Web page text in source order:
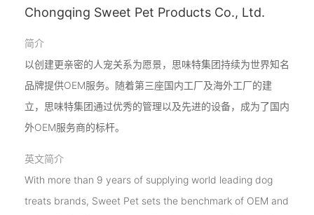
Chongqing Sweet Pet Products Co., Ltd.
简介
以创建更亲密的人宠关系为愿景，思味特集团持续为世界知名
品牌提供OEM服务。随着第三座国内工厂及海外工厂的建
立，思味特集团通过优秀的管理以及先进的设备，成为了国内
外OEM服务商的标杆。
英文简介
With more than 9 years of supplying world leading dog
treats brands, Sweet Pet sets the benchmark of OEM and